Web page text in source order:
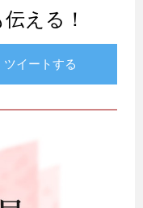
える！
ツイートする